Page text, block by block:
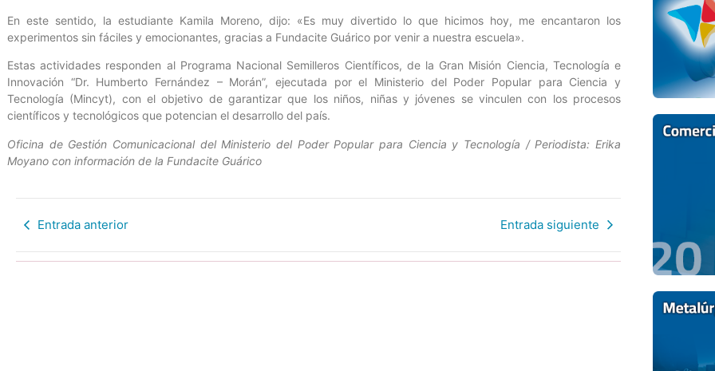
En este sentido, la estudiante Kamila Moreno, dijo: «Es muy divertido lo que hicimos hoy, me encantaron los
experimentos sin fáciles y emocionantes, gracias a Fundacite Guárico por venir a nuestra escuela».
Estas actividades responden al Programa Nacional Semilleros Científicos, de la Gran Misión Ciencia, Tecnología e
Innovación “Dr. Humberto Fernández – Morán”, ejecutada por el Ministerio del Poder Popular para Ciencia y
Tecnología (Mincyt), con el objetivo de garantizar que los niños, niñas y jóvenes se vinculen con los procesos
científicos y tecnológicos que potencian el desarrollo del país.
Oficina de Gestión Comunicacional del Ministerio del Poder Popular para Ciencia y Tecnología / Periodista: Erika
Moyano con información de la Fundacite Guárico
Entrada anterior Entrada siguiente